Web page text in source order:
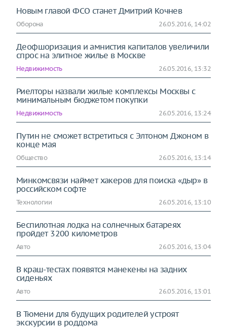
Новым главой ФСО станет Дмитрий Кочнев
Оборона 26.05.2016, 14:02
Деофшоризация и амнистия капиталов увеличили
спрос на элитное жилье в Москве
Недвижимость 26.05.2016, 13:32
Риелторы назвали жилые комплексы Москвы с
минимальным бюджетом покупки
Недвижимость 26.05.2016, 13:24
Путин не сможет встретиться с Элтоном Джоном в
конце мая
Общество 26.05.2016, 13:14
Минкомсвязи наймет хакеров для поиска «дыр» в
российском софте
Технологии 26.05.2016, 13:10
Беспилотная лодка на солнечных батареях
пройдет 3200 километров
Авто 26.05.2016, 13:04
В краш-тестах появятся манекены на задних
сиденьях
Авто 26.05.2016, 13:01
В Тюмени для будущих родителей устроят
экскурсии в роддома